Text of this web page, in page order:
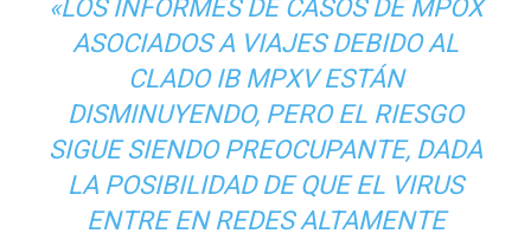
«LOS INFORMES DE CASOS DE MPOX
ASOCIADOS A VIAJES DEBIDO AL
CLADO IB MPXV ESTÁN
DISMINUYENDO, PERO EL RIESGO
SIGUE SIENDO PREOCUPANTE, DADA
LA POSIBILIDAD DE QUE EL VIRUS
ENTRE EN REDES ALTAMENTE